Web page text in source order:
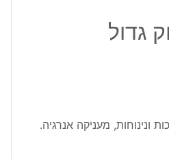
גדול
ונינוחות, מעניקה אנרגיה.